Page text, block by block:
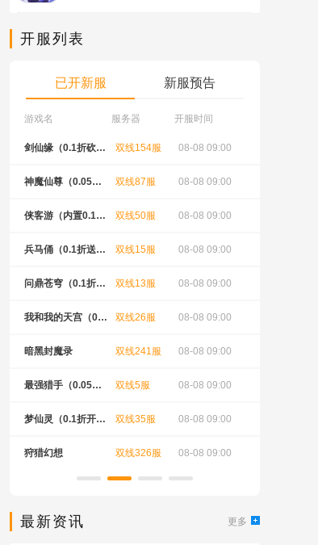
开服列表
已开新服 新服预告
游戏名 服务器 开服时间
剑仙缘（0.1折砍树
领代金）
双线154服 08-08 09:00
神魔仙尊（0.05折
扣版）
双线87服 08-08 09:00
侠客游（内置0.1折
凡尘悟道）
双线50服 08-08 09:00
兵马俑（0.1折送10
W代金券）
双线15服 08-08 09:00
问鼎苍穹（0.1折天
天送648）
双线13服 08-08 09:00
我和我的天宫（0.0
5折双倍代金至尊
版）
双线26服 08-08 09:00
暗黑封魔录 双线241服 08-08 09:00
最强猎手（0.05折6
480双倍代金）
双线5服 08-08 09:00
梦仙灵（0.1折开局
送足球宝贝）
双线35服 08-08 09:00
狩猎幻想 双线326服 08-08 09:00
最新资讯 更多